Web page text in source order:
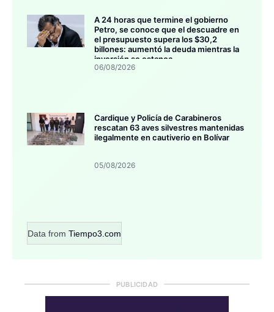
A 24 horas que termine el gobierno
Petro, se conoce que el descuadre en
el presupuesto supera los $30,2
billones: aumentó la deuda mientras la
inversión se estanca
06/08/2026
Cardique y Policía de Carabineros
rescatan 63 aves silvestres mantenidas
ilegalmente en cautiverio en Bolívar
05/08/2026
Data from Tiempo3.com
PUBLICIDAD